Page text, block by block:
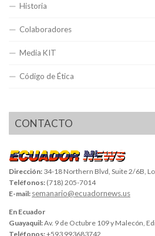
Historia
Colaboradores
Media KIT
Código de Ética
CONTACTO
Dirección: 34-18 Northern Blvd, Suite 2/6B,
Teléfonos: (718) 205-7014
E-mail: semanario@ecuadornews.us
En Ecuador
Guayaquil:Av. 9 de Octubre 109 y Malecón,
Teléfonos:+593 993683742